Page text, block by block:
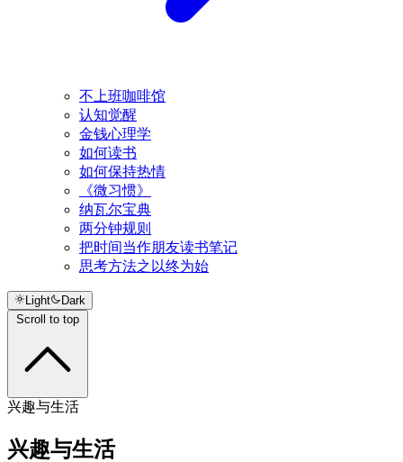
不上班咖啡馆
认知觉醒
金钱心理学
如何读书
如何保持热情
《微习惯》
纳瓦尔宝典
两分钟规则
把时间当作朋友读书笔记
思考方法之以终为始
Light
Dark
Scroll to top
兴趣与生活
兴趣与生活